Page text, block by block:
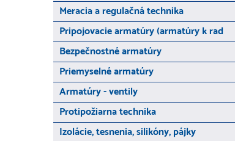
Meracia a regulačná technika
Pripojovacie armatúry (armatúry k rad
Bezpečnostné armatúry
Priemyselné armatúry
Armatúry - ventily
Protipožiarna technika
Izolácie, tesnenia, silikóny, pájky